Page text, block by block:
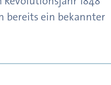
bereits ein bekannter